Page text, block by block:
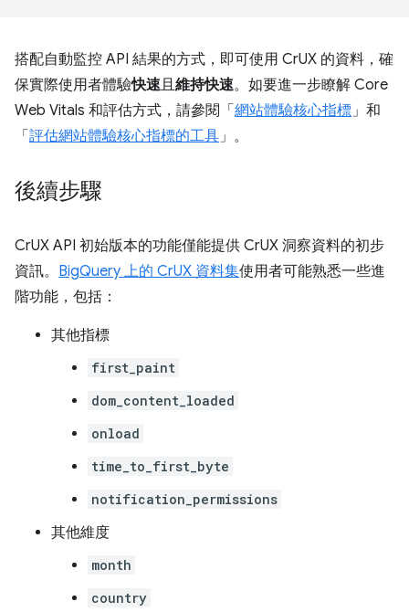
搭配自動監控 API 結果的方式，即可使用 CrUX 的資料，確
保實際使用者體驗快速且 維持快速。如要進一步瞭解 Core
Web Vitals 和評估方式，請參閱「網站體驗核心指標 」和
「評估網站體驗核心指標的工具 」。
後續步驟
CrUX API 初始版本的功能僅能提供 CrUX 洞察資料的初步
資訊。 BigQuery 上的 CrUX 資料集使用者可能熟悉一些進
階功能，包括：
其他指標
first_paint
dom_content_loaded
onload
time_to_first_byte
notification_permissions
其他維度
month
country